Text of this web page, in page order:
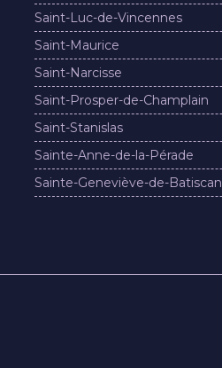
Saint-Luc-de-Vincennes
Saint-Maurice
Saint-Narcisse
Saint-Prosper-de-Champlain
Saint-Stanislas
Sainte-Anne-de-la-Pérade
Sainte-Geneviève-de-Batiscan